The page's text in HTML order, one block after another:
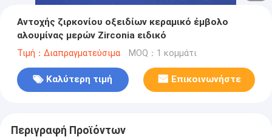
Αντοχής ζιρκονίου οξειδίων κεραμικό έμβολο
αλουμίνας μερών Zirconia ειδικό
Τιμή：Διαπραγματεύσιμα MOQ：1 κομμάτι
Καλύτερη τιμή Επικοινωνήστε
Περιγραφή Προϊόντων